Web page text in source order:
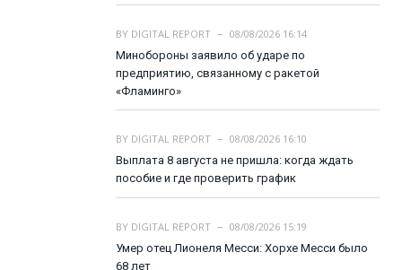
BY DIGITAL REPORT
08/08/2026 16:14
Минобороны заявило об ударе по
предприятию, связанному с ракетой
«Фламинго»
BY DIGITAL REPORT
08/08/2026 16:10
Выплата 8 августа не пришла: когда ждать
пособие и где проверить график
BY DIGITAL REPORT
08/08/2026 15:19
Умер отец Лионеля Месси: Хорхе Месси было
68 лет